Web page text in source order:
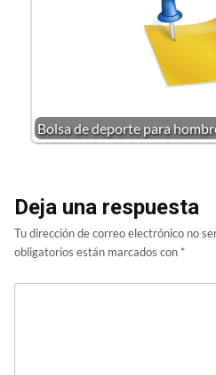
Bolsa de deporte para
Deja una respuesta
Tu dirección de correo electrónico no
obligatorios están marcados con *